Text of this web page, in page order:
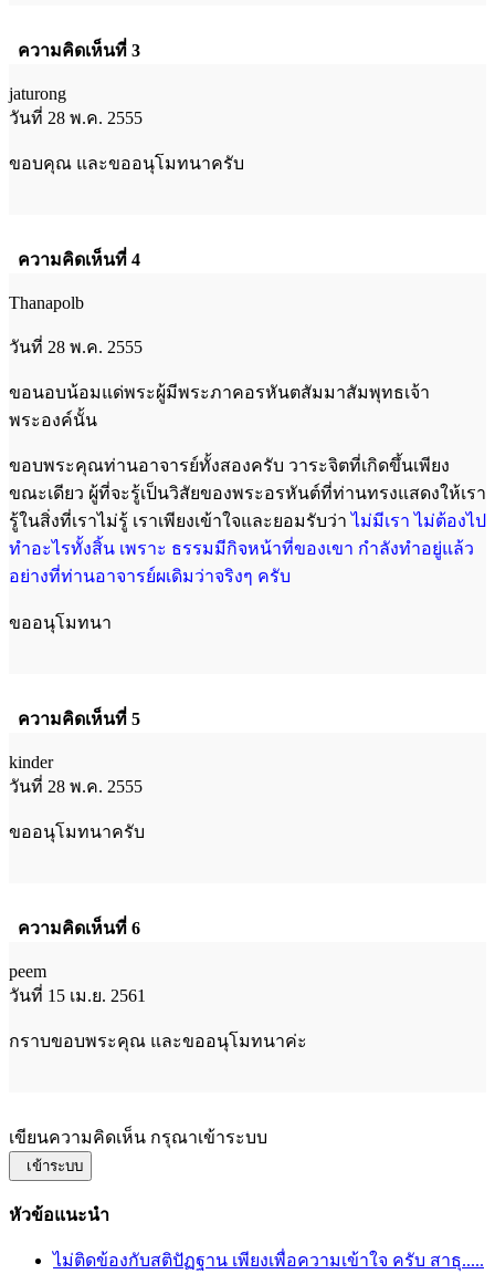
ความคิดเห็นที่ 3
jaturong
วันที่ 28 พ.ค. 2555
ขอบคุณ และขออนุโมทนาครับ
ความคิดเห็นที่ 4
Thanapolb
วันที่ 28 พ.ค. 2555
ขอนอบน้อมแด่พระผู้มีพระภาคอรหันตสัมมาสัมพุทธเจ้า
พระองค์นั้น
ขอบพระคุณท่านอาจารย์ทั้งสองครับ วาระจิตที่เกิดขึ้นเพียง
ขณะเดียว ผู้ที่จะรู้เป็นวิสัยของพระอรหันต์ที่ท่านทรงแสดงให้เรา
รู้ในสิ่งที่เราไม่รู้ เราเพียงเข้าใจและยอมรับว่าไม่มีเรา ไม่ต้องไป
ทำอะไรทั้งสิ้น เพราะ ธรรมมีกิจหน้าที่ของเขา กำลังทำอยู่แล้ว
อย่างที่ท่านอาจารย์ผเดิมว่าจริงๆ ครับ
ขออนุโมทนา
ความคิดเห็นที่ 5
kinder
วันที่ 28 พ.ค. 2555
ขออนุโมทนาครับ
ความคิดเห็นที่ 6
peem
วันที่ 15 เม.ย. 2561
กราบขอบพระคุณ และขออนุโมทนาค่ะ
เขียนความคิดเห็น กรุณาเข้าระบบ
เข้าระบบ
หัวข้อแนะนำ
ไม่ติดข้องกับสติปัฏฐาน เพียงเพื่อความเข้าใจ ครับ สาธุ.....